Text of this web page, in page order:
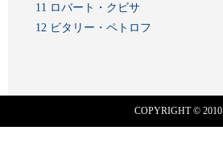
11 ロバート・クビサ
12 ビタリー・ペトロフ
COPYRIGHT © 2010